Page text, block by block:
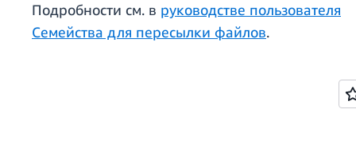
Подробности см. в руководстве пользователя
Семейства для пересылки файлов.